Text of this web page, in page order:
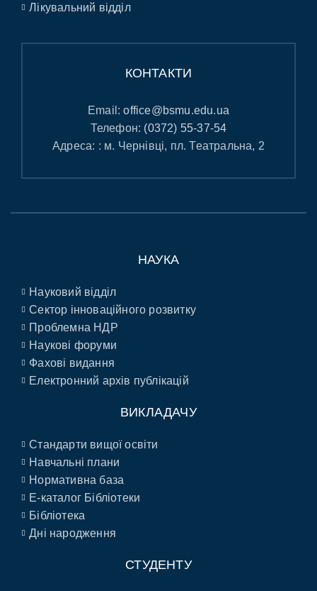
Лікувальний відділ
КОНТАКТИ
Email:office@bsmu.edu.ua
Телефон: (0372) 55-37-54
Адреса: : м. Чернівці, пл. Театральна, 2
НАУКА
Науковий відділ
Сектор інноваційного розвитку
Проблемна НДР
Наукові форуми
Фахові видання
Електронний архів публікацій
ВИКЛАДАЧУ
Стандарти вищої освіти
Навчальні плани
Нормативна база
E-каталог Бібліотеки
Бібліотека
Дні народження
СТУДЕНТУ